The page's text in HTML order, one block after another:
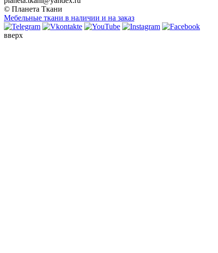
© Планета Ткани
Мебельные ткани в наличии и на заказ
вверх